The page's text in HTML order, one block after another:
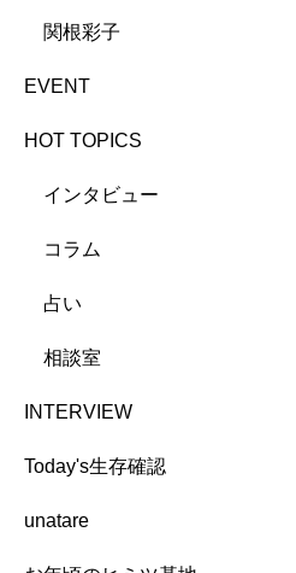
関根彩子
EVENT
HOT TOPICS
インタビュー
コラム
占い
相談室
INTERVIEW
Today's生存確認
unatare